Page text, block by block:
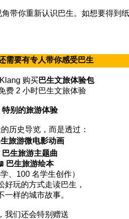
带你重新认识巴生。如想要得到
需要有专人带你感受巴生
购买巴生文旅体验包
费 2 小时巴生文旅体验
特别的旅游体验
历史导览，而是透过：
旅游微电影动画
巴生旅游主题曲
巴生旅游绘本
学、100 名学生创作）
好玩的方式走读巴生，
一样的城市故事。
我们还会特别赠送